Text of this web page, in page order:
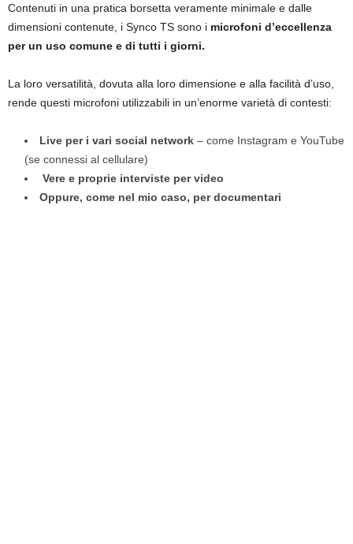
Contenuti in una pratica borsetta veramente minimale e dalle
dimensioni contenute, i Synco TS sono i microfoni d’eccellenza
per un uso comune e di tutti i giorni.
La loro versatilità, dovuta alla loro dimensione e alla facilità d’uso,
rende questi microfoni utilizzabili in un’enorme varietà di contesti:
Live per i vari social network – come Instagram e YouTube
(se connessi al cellulare)
Vere e proprie interviste per video
Oppure, come nel mio caso, per documentari